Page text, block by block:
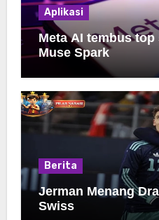
Aplikasi
Meta AI tembus
Muse Spark
Berita
Jerman Menang
Swiss